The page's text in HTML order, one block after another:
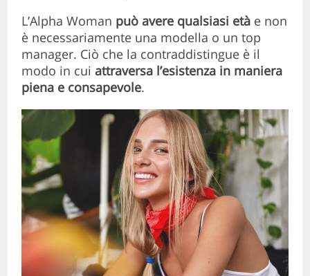
L’Alpha Woman può avere qualsiasi età e non
è necessariamente una modella o un top
manager. Ciò che la contraddistingue è il
modo in cui attraversa l’esistenza in maniera
piena e consapevole.